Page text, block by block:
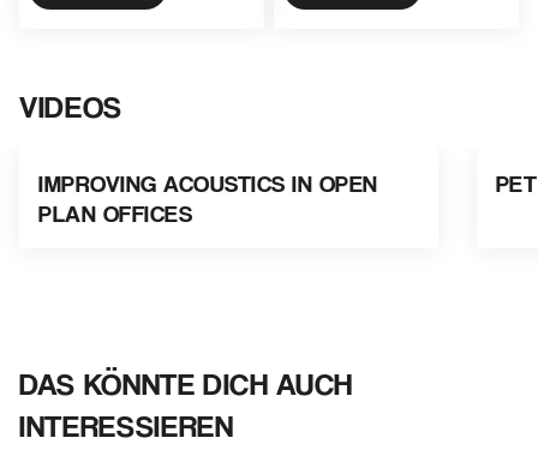
VIDEOS
IMPROVING ACOUSTICS IN OPEN
PLAN OFFICES
DAS KÖNNTE DICH AUCH
INTERESSIEREN